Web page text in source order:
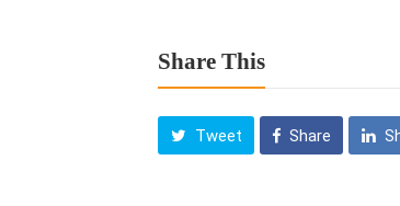
Share This
Tweet Share